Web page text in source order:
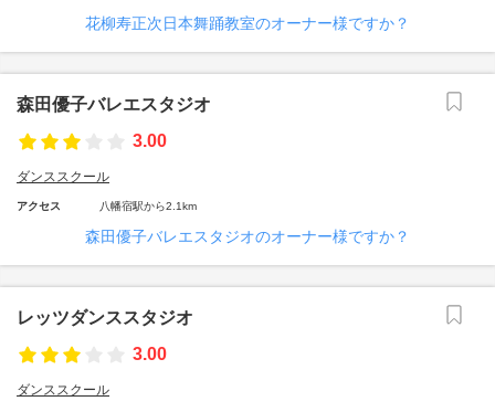
花柳寿正次日本舞踊教室のオーナー様ですか？
森田優子バレエスタジオ
3.00
ダンススクール
アクセス 八幡宿駅から2.1km
森田優子バレエスタジオのオーナー様ですか？
レッツダンススタジオ
3.00
ダンススクール